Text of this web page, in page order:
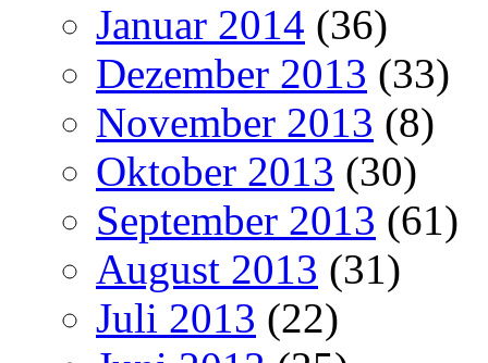
Januar 2014 (36)
Dezember 2013 (33)
November 2013 (8)
Oktober 2013 (30)
September 2013 (61)
August 2013 (31)
Juli 2013 (22)